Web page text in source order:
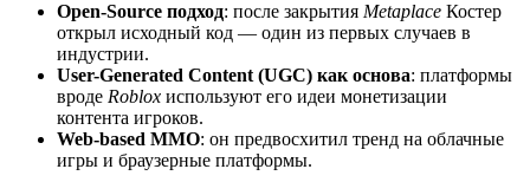
Open-Source подход: после закрытия Metaplace Костер
открыл исходный код — один из первых случаев в
индустрии.
User-Generated Content (UGC) как основа: платформы
вроде Roblox используют его идеи монетизации
контента игроков.
Web-based MMO: он предвосхитил тренд на облачные
игры и браузерные платформы.